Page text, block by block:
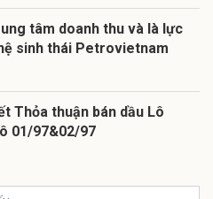
tâm doanh thu và là lực
sinh thái Petrovietnam
Thỏa thuận bán dầu Lô
01/97&02/97